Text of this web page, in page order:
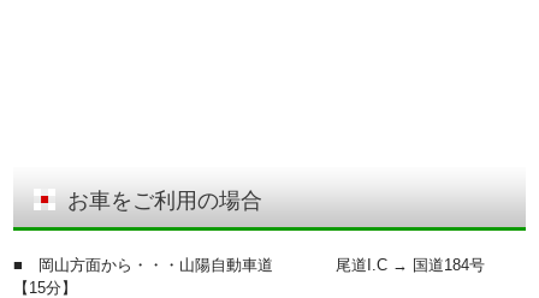
お車をご利用の場合
■ 岡山方面から・・・山陽自動車道 尾道I.C → 国道184号
【15分】